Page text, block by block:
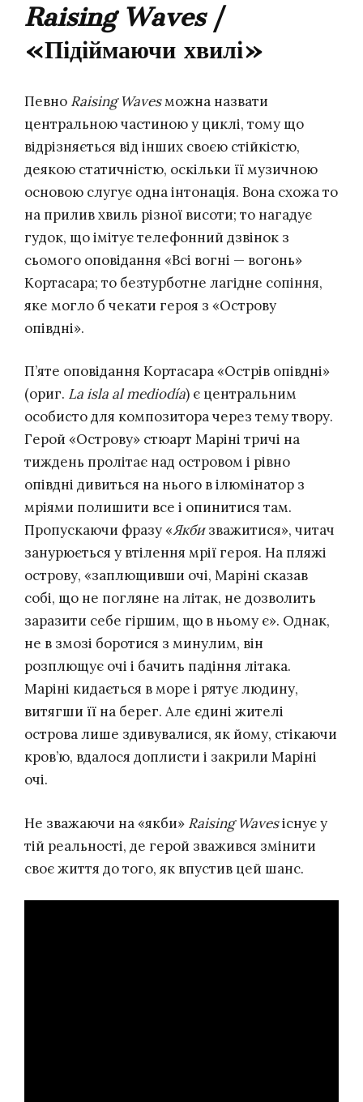
Raising Waves/
«Підіймаючи хвилі»
Певно Raising Wavesможна назвати
центральною частиною у циклі, тому що
відрізняється від інших своєю стійкістю,
деякою статичністю, оскільки її музичною
основою слугує одна інтонація. Вона схожа то
на прилив хвиль різної висоти; то нагадує
гудок, що імітує телефонний дзвінок з
сьомого оповідання «Всі вогні — вогонь»
Кортасара; то безтурботне лагідне сопіння,
яке могло б чекати героя з «Острову
опівдні».
П’яте оповідання Кортасара «Острів опівдні»
(ориг. La isla al mediodía) є центральним
особисто для композитора через тему твору.
Герой «Острову» стюарт Маріні тричі на
тиждень пролітає над островом і рівно
опівдні дивиться на нього в ілюмінатор з
мріями полишити все і опинитися там.
Пропускаючи фразу «Якбизважитися», читач
занурюється у втілення мрії героя. На пляжі
острову, «заплющивши очі, Маріні сказав
собі, що не погляне на літак, не дозволить
заразити себе гіршим, що в ньому є». Однак,
не в змозі боротися з минулим, він
розплющує очі і бачить падіння літака.
Маріні кидається в море і рятує людину,
витягши її на берег. Але єдині жителі
острова лише здивувалися, як йому, стікаючи
кров’ю, вдалося доплисти і закрили Маріні
очі.
Не зважаючи на «якби» Raising Wavesіснує у
тій реальності, де герой зважився змінити
своє життя до того, як впустив цей шанс.